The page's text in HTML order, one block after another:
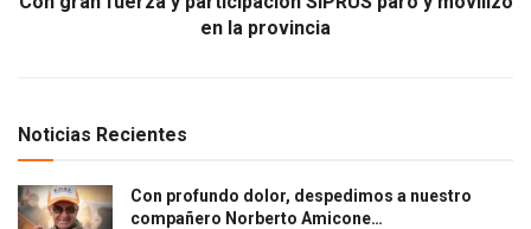
en la provincia
Noticias Recientes
Con profundo dolor, despedimos a nuestro
compañero Norberto Amicone…